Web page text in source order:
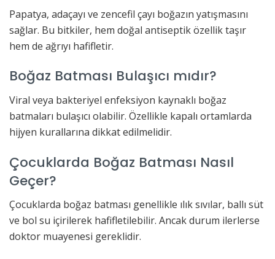
Papatya, adaçayı ve zencefil çayı boğazın yatışmasını
sağlar. Bu bitkiler, hem doğal antiseptik özellik taşır
hem de ağrıyı hafifletir.
Boğaz Batması Bulaşıcı mıdır?
Viral veya bakteriyel enfeksiyon kaynaklı boğaz
batmaları bulaşıcı olabilir. Özellikle kapalı ortamlarda
hijyen kurallarına dikkat edilmelidir.
Çocuklarda Boğaz Batması Nasıl
Geçer?
Çocuklarda boğaz batması genellikle ılık sıvılar, ballı süt
ve bol su içirilerek hafifletilebilir. Ancak durum ilerlerse
doktor muayenesi gereklidir.